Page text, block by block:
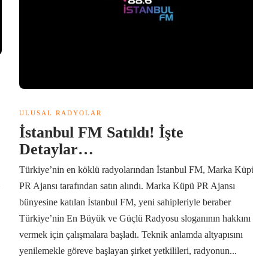
ULUSAL RADYOLAR
İstanbul FM Satıldı! İşte
Detaylar…
Türkiye’nin en köklü radyolarından İstanbul FM, Marka
PR Ajansı tarafından satın alındı. Marka Küpü PR Ajansı
bünyesine katılan İstanbul FM, yeni sahipleriyle beraber
Türkiye’nin En Büyük ve Güçlü Radyosu sloganının hakkını
vermek için çalışmalara başladı. Teknik anlamda altyapısını
yenilemekle göreve başlayan şirket yetkilileri, radyonun...